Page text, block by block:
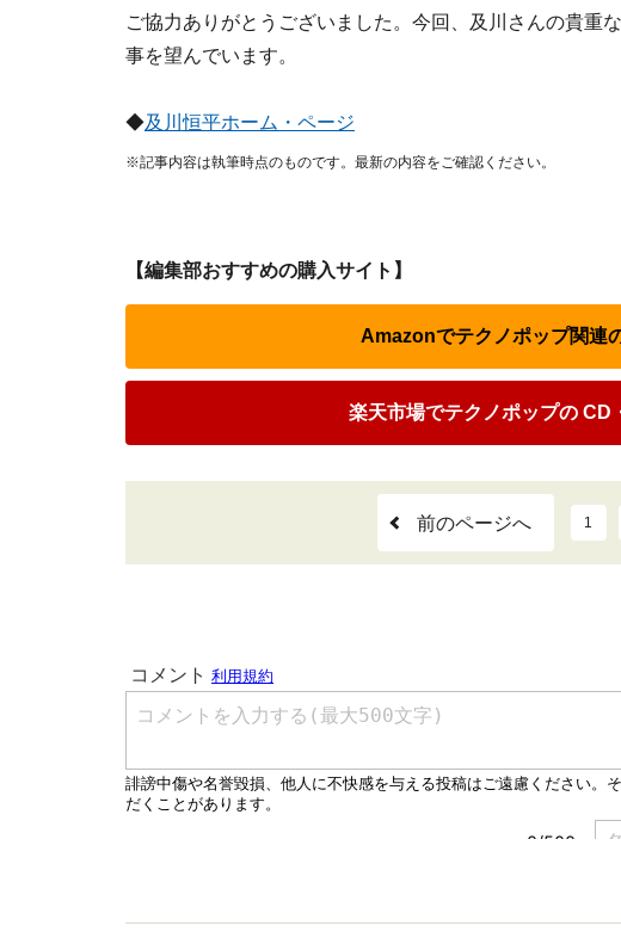
ご協力ありがとうございました。今回、及川さんの貴重
事を望んでいます。
◆及川恒平ホーム・ページ
※記事内容は執筆時点のものです。最新の内容をご確認ください。
【編集部おすすめの購入サイト】
Amazonでテクノポップ関連
楽天市場でテクノポップの CD
前のページへ 1